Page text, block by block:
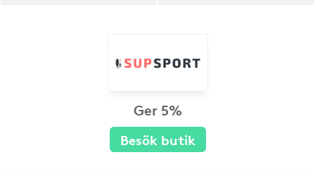
Ger 5%
Besök butik